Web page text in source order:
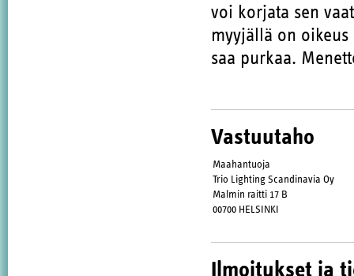
voi korjata sen
myyjällä on
saa purkaa.
Vastuutaho
Maahantuoja
Trio Lighting Scandinavia Oy
Malmin raitti 17 B
00700 HELSINKI
Ilmoitukset ja